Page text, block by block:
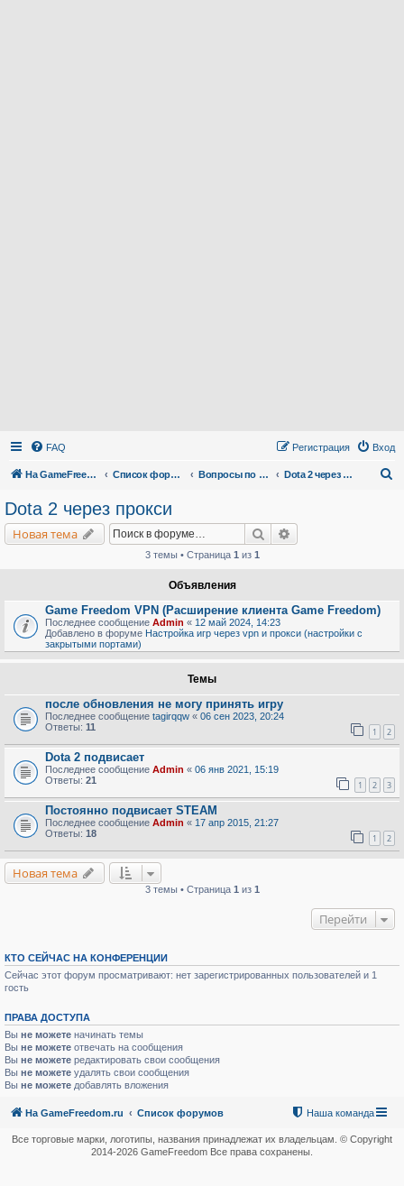
FAQ Вход
Регистрация
На GameFreedom.ru Список форумов Вопросы по сервису Dota 2 через прокси
Dota 2 через прокси
Новая тема Поиск
3 темы • Страница 1 из 1
Объявления
Game Freedom VPN (Расширение клиента Game Freedom)
Последнее сообщение Admin « 12 май 2024, 14:23
Добавлено в форуме Настройка игр через vpn и прокси (настройки с
закрытыми портами)
Темы
после обновления не могу принять игру
Последнее сообщение tagirqqw « 06 сен 2023, 20:24
Ответы: 11 1 2
Dota 2 подвисает
Последнее сообщение Admin « 06 янв 2021, 15:19
Ответы: 21 1 2 3
Постоянно подвисает STEAM
Последнее сообщение Admin « 17 апр 2015, 21:27
Ответы: 18 1 2
Новая тема
3 темы • Страница 1 из 1
Перейти
КТО СЕЙЧАС НА КОНФЕРЕНЦИИ
Сейчас этот форум просматривают: нет зарегистрированных пользователей и 1
гость
ПРАВА ДОСТУПА
Вы не можете начинать темы
Вы не можете отвечать на сообщения
Вы не можете редактировать свои сообщения
Вы не можете удалять свои сообщения
Вы не можете добавлять вложения
На GameFreedom.ru Список форумов Наша команда
Все торговые марки, логотипы, названия принадлежат их владельцам. © Copyright
2014-2026 GameFreedom Все права сохранены.